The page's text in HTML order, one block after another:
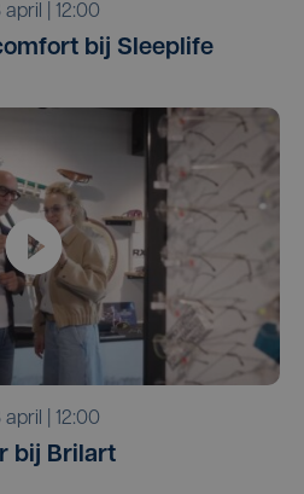
april | 12:00
bij Sleeplife
april | 12:00
bij Brilart